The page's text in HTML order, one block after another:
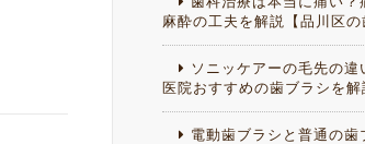
麻酔の工夫を解説【品川区の
ソニッケアーの毛先の違
医院おすすめの歯ブラシを
電動歯ブラシと普通の歯